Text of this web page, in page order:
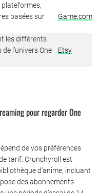
basées sur
Game.com
les différents
l’univers One
Etsy
pour regarder One
de vos préférences
tarif. Crunchyroll est
d’anime, incluant
des abonnements